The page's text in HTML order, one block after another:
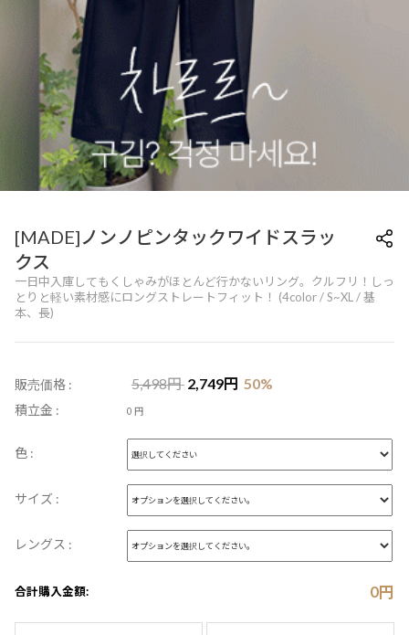
[MADE]ノンノピンタックワイドスラッ
クス
一日中入庫してもくしゃみがほとんど行かないリング。クルフリ！しっ
とりと軽い素材感にロングストレートフィット！ (4color / S~XL / 基
本、長)
販売価格 : 5,498円 2,749円 50%
積立金 : 0 円
色 :
サイズ :
レングス :
合計購入金額: 0円